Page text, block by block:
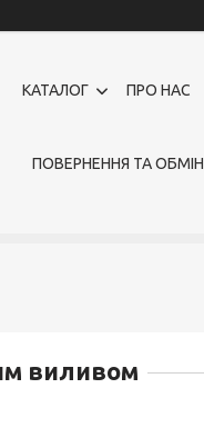
КАТАЛОГ ПРО НАС
ПОВЕРНЕННЯ ТА ОБМІН
виливом